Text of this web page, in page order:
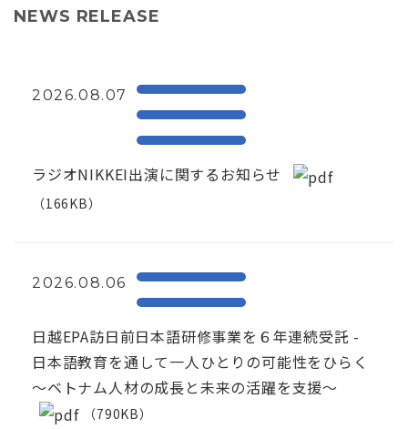
NEWS RELEASE
2026.08.07
ラジオNIKKEI出演に関するお知らせ
（166KB）
2026.08.06
日越EPA訪日前日本語研修事業を６年連続受託 -
日本語教育を通して一人ひとりの可能性をひらく
～ベトナム人材の成長と未来の活躍を支援～
（790KB）